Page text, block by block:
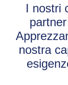
I nostri
nostra